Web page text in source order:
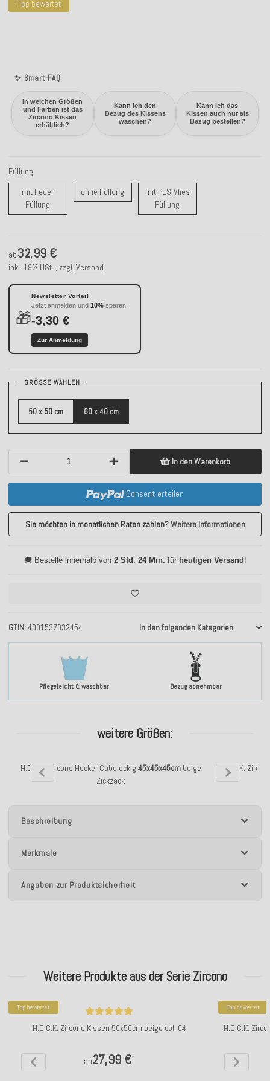
Top bewertet
✨ Smart-FAQ
In welchen Größen
und Farben ist das
Zircono Kissen
erhältlich?
Kann ich den
Bezug des Kissens
waschen?
Kann ich das
Kissen auch nur als
Bezug bestellen?
Pflegeleicht & waschbar Bezug abnehmbar
GTIN 4001537032454 In den folgenden Kategorien
Füllung
mit Feder
Füllung mit Feder Füllung
ohne Füllung ohne Füllung
mit PES-Vlies
Füllung
ab32,99 €
inkl. 19% USt. , zzgl. Versand
🎁
Newsletter Vorteil
Jetzt anmelden und 10% sparen:
-3,30 €
Zur Anmeldung
GRÖSSE WÄHLEN
50 x 50 cm 60 x 40 cm
In den Warenkorb
Consent erteilen
Sie möchten in monatlichen Raten zahlen?Weitere Informationen
🚚 Bestelle innerhalb von 2 Std. 24 Min. für heutigen Versand !
weitere Größen:
H.O.C.K. Zircono Hocker Cube eckig 45x45x45cmbeige
Zickzack
H.O.C.K.
Beschreibung
Merkmale
Angaben zur Produktsicherheit
Weitere Produkte aus der Serie Zircono
Top bewertet
H.O.C.K. Zircono Kissen 50x50cm beige col. 04
ab27,99 €*
Top bewertet
H.O.C.K.